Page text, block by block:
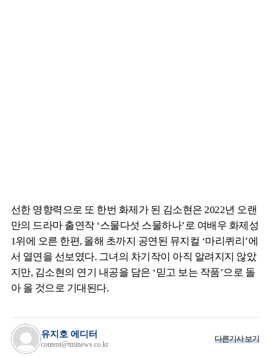
선한 영향력으로 또 한번 화제가 된 김소현은 2022년 오랜
만의 드라마 출연작 ‘스물다섯 스물하나’로 여배우 화제성
1위에 오른 한편, 올해 초까지 공연된 뮤지컬 ‘마리퀴리’에
서 열연을 선보였다. 그녀의 차기작이 아직 알려지지 않았
지만, 김소현의 연기 내공을 담은 ‘믿고 보는 작품’으로 돌
아 올 것으로 기대된다.
유지호 에디터
content@tminews.co.kr
다른기사 보기